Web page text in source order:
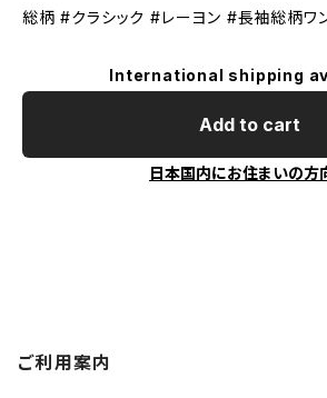
総柄 #クラシック #レーヨン #長袖総柄ワ
International shipping
Add to cart
日本国内にお住まいの方
ご利用案内